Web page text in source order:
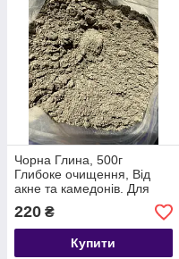
Чорна Глина, 500г
Глибоке очищення, Від
акне та камедонів. Для
жирної шкіри Термін до
08/2027
220 ₴
Купити